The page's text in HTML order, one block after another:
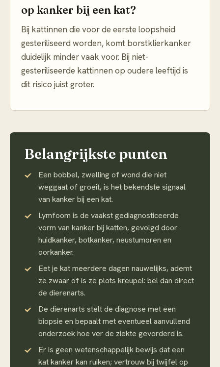
op kanker bij een kat?
Bij kattinnen die voor de eerste loopsheid
gesteriliseerd worden, komt borstklierkanker
duidelijk minder vaak voor. Bij niet-
gesteriliseerde kattinnen op oudere leeftijd is
dit risico juist groter.
Belangrijkste punten
Een bobbel, zwelling of wond die niet
weggaat of groeit, is het bekendste signaal
van kanker bij een kat.
Lymfoom is de vaakst gediagnosticeerde
vorm van kanker bij katten, gevolgd door
huidkanker, botkanker, neustumoren en
oorkanker.
Eet je kat meerdere dagen nauwelijks, ademt
ze zwaar of is ze plots kreupel: bel dan direct
de dierenarts.
De dierenarts stelt de diagnose met een
biopsie en bepaalt met eventueel aanvullend
onderzoek hoe ver de ziekte gevorderd is.
Er is geen wetenschappelijk bewijs dat een
kat kanker kan ruiken; vertrouw bij twijfel op